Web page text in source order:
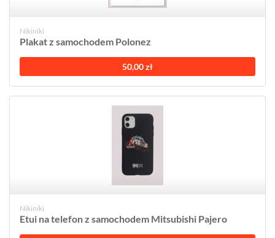
Nikiniki
Plakat z samochodem Polonez
50,00 zł
Nikiniki
Etui na telefon z samochodem Mitsubishi Pajero